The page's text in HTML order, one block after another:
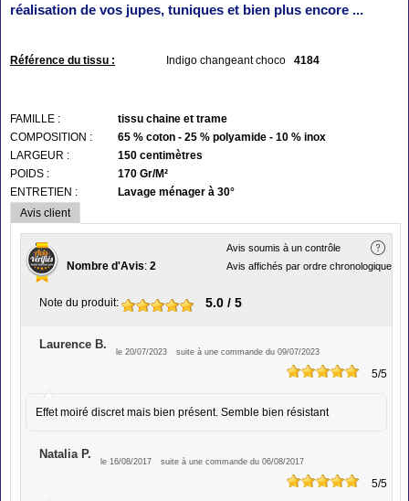
réalisation de vos jupes, tuniques et bien plus encore ...
Référence du tissu : Indigo changeant choco 4184
FAMILLE :
tissu chaine et trame
COMPOSITION :
65 % coton - 25 % polyamide - 10 % inox
LARGEUR :
150 centimètres
POIDS :
170 Gr/M²
ENTRETIEN :
Lavage ménager à 30°
Avis client
Avis soumis à un contrôle
Avis affichés par ordre chronologique
Nombre d'Avis: 2
Note du produit: 5.0 / 5
Laurence B.
le 20/07/2023 suite à une commande du 09/07/2023
5/5
Effet moiré discret mais bien présent. Semble bien résistant
Natalia P.
le 16/08/2017 suite à une commande du 06/08/2017
5/5